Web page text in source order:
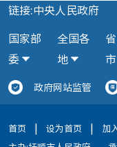
链接:中央人民政府
国家部
委
全国各
地
市
政府网站监管
首页 | 设为首页 | 加